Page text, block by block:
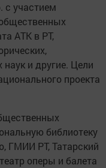
с участием
АТК в РТ,
наук и другие. Цели
проекта
библиотеку
ГМИИ РТ, Татарский
оперы и балета